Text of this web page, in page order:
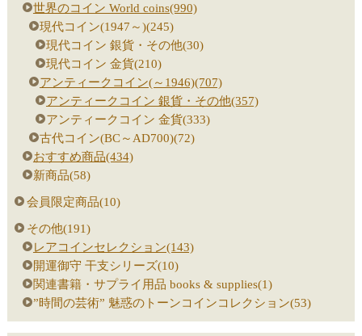
世界のコイン World coins(990)
現代コイン(1947～)(245)
現代コイン 銀貨・その他(30)
現代コイン 金貨(210)
アンティークコイン(～1946)(707)
アンティークコイン 銀貨・その他(357)
アンティークコイン 金貨(333)
古代コイン(BC～AD700)(72)
おすすめ商品(434)
新商品(58)
会員限定商品(10)
その他(191)
レアコインセレクション(143)
開運御守 干支シリーズ(10)
関連書籍・サプライ用品 books & supplies(1)
”時間の芸術” 魅惑のトーンコインコレクション(53)